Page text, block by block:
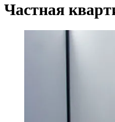
Частная